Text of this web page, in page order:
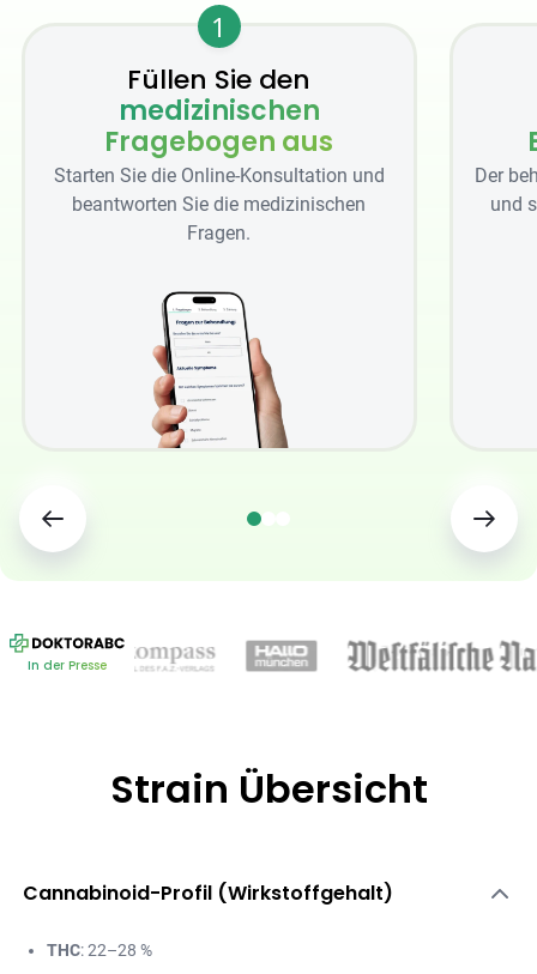
1
Füllen Sie den
medizinischen
Fragebogen aus
Starten Sie die Online-Konsultation und
beantworten Sie die medizinischen
Fragen.
Der
und
In der Presse
Strain Übersicht
Cannabinoid-Profil (Wirkstoffgehalt)
THC: 22–28 %